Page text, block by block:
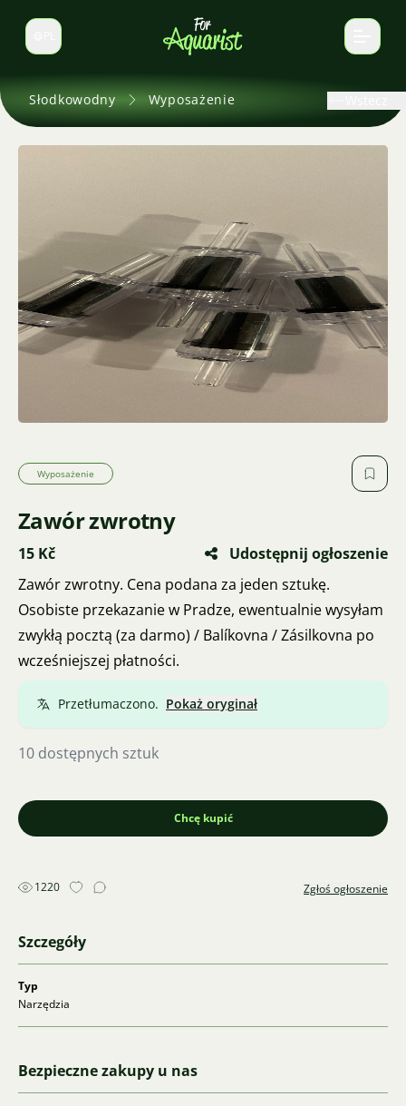
Zmień język
Słodkowodny Wyposażenie
Wyposażenie
Zawór zwrotny
15 Kč
Udostępnij ogłoszenie
Zawór zwrotny. Cena podana za jeden sztukę.
Osobiste przekazanie w Pradze, ewentualnie wysyłam
zwykłą pocztą (za darmo) / Balíkovna / Zásilkovna po
wcześniejszej płatności.
Przetłumaczono. Pokaż oryginał
10 dostępnych sztuk
Chcę kupić
1220 Zgłoś ogłoszenie
Szczegóły
Typ
Narzędzia
Bezpieczne zakupy u nas